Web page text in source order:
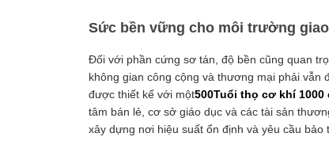
Sức bền vững cho môi trường
Đối với phần cứng sơ tán, độ bền cũng quan
không gian công cộng và thương mại phải vẫn
được thiết kế với một500Tuổi thọ cơ khí 1000
tâm bán lẻ, cơ sở giáo dục và các tài sản
xây dựng nơi hiệu suất ổn định và yêu cầu bảo